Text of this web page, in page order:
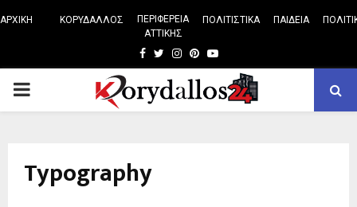
ΑΡΧΙΚΗ ΚΟΡΥΔΑΛΛΟΣ
ΠΕΡΙΦΕΡΕΙΑ
ΑΤΤΙΚΗΣ
ΠΟΛΙΤΙΣΤΙΚΑ ΠΑΙΔΕΙΑ
Facebook
TwitterInstagram
Pinterest
Youtube
PRIMARY
Typography